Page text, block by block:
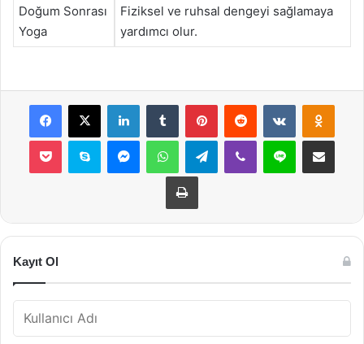
Doğum Sonrası
Yoga
Fiziksel ve ruhsal dengeyi sağlamaya
yardımcı olur.
Facebook
X LinkedInTumblr PinterestReddit VKontakte
Pocket Skype MessengerWhatsAppTelegramViber Line E-Posta ile
Yazdır
Kayıt Ol